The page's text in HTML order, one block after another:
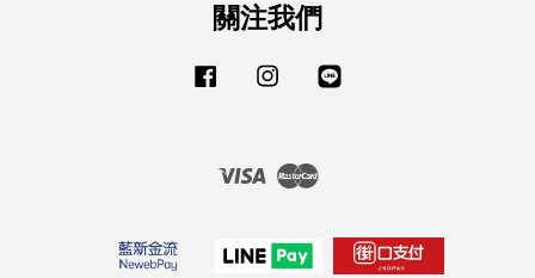
關注我們
Facebook Instagram
Visa Master